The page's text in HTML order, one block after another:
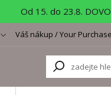
Od 15. do 23.8.
Váš nákup / Your Purchase